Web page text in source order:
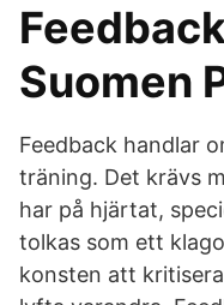
Suomen
Feedback handlar
träning. Det krävs
har på hjärtat,
tolkas som ett
konsten att